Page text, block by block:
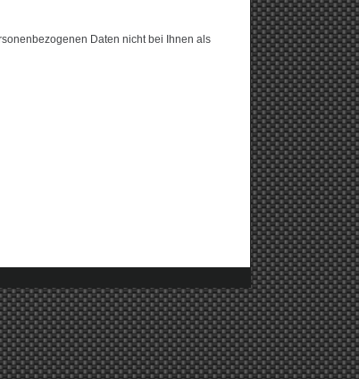
Daten nicht bei Ihnen als